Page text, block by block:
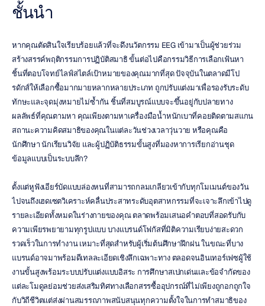
ชั้นนำ
หากคุณตัดสินใจเรียบร้อยแล้วที่จะดึงนวัตกรรม EEG เข้ามาเป็นผู้ช่วยร่วม
สร้างสรรค์พฤติกรรมการปฏิบัติสมาธิ ขั้นต่อไปคือกรรมวิธีการเลือกเฟ้นหา
ชิ้นที่ตอบโจทย์ไลฟ์สไตล์เป้าหมายของคุณมากที่สุด ปัจจุบันในตลาดมีโป
รดักส์ให้เลือกซื้อมากมายหลากหลายประเภท ถูกปรับแต่งมาเพื่อรองรับระดับ
ทักษะและจุดมุ่งหมายไม่ซ้ำกัน ชิ้นที่สมบูรณ์แบบจะขึ้นอยู่กับปลายทาง
ผลลัพธ์ที่คุณตามหา คุณเพียงตามหาเครื่องมือน้ำหนักเบาที่คอยติดตามสแกน
สถานะความคิดสมาธิของคุณในแต่ละวันช่วงเวลาวุ่นวาย หรือคุณคือ
นักศึกษา นักเรียนวิจัย และผู้ปฏิบัติธรรมขั้นสูงที่มองหาการเรียกอ่านชุด
ข้อมูลแบบเป็นระบบลึก?
ตั้งแต่หูฟังเอียร์บัดแบบล่องหนที่สามารถกลมเกลียวเข้ากับทุกโมเมนต์ของวัน
ไปจนถึงเฮดเซตวิเคราะห์คลื่นประสาทระดับอุตสาหกรรมที่จะเจาะลึกเข้าไปดู
รายละเอียดทั้งหมดในร่างกายของคุณ ตลาดพร้อมเสนอคำตอบที่สอดรับกับ
ความเพียรพยายามทุกรูปแบบ บางแบรนด์โฟกัสที่มิติความเรียบง่ายสะดวก
รวดเร็วในการทำงาน เหมาะที่สุดสำหรับผู้เริ่มต้นศึกษาฝึกฝน ในขณะที่บาง
แบรนด์อาจมาพร้อมดีเทลละเอียดเชิงลึกเฉพาะทาง ตลอดจนอินเทอร์เฟซผู้ใช้
งานขั้นสูงพร้อมระบบปรับแต่งแบบอิสระ การศึกษาสเปกเด่นและข้อจำกัดของ
แต่ละโมดูลย่อมช่วยส่งเสริมทิศทางเลือกสรรซื้ออุปกรณ์ที่ไม่เพียงถูกอกถูกใจ
กับวิถีชีวิตแต่ส่งผ่านสมรรถภาพสนับสนุนทุกความตั้งใจในการทำสมาธิของ